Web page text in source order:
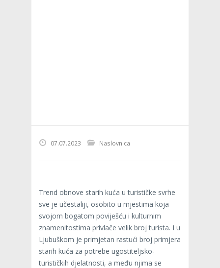
07.07.2023 Naslovnica
Trend obnove starih kuća u turističke svrhe
sve je učestaliji, osobito u mjestima koja
svojom bogatom poviješću i kulturnim
znamenitostima privlače velik broj turista. I u
Ljubuškom je primjetan rastući broj primjera
starih kuća za potrebe ugostiteljsko-
turističkih djelatnosti, a među njima se